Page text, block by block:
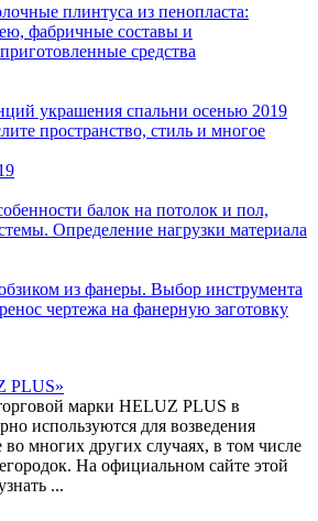
плинтуса из пенопласта:
фабричные составы и
средства
украшения спальни осенью 2019
пространство, стиль и многое
балок на потолок и пол,
Определение нагрузки материала
из фанеры. Выбор инструмента
чертежа на фанерную заготовку
PLUS»
марки HELUZ PLUS в
используются для возведения
многих других случаях, в том числе
На официальном сайте этой
...